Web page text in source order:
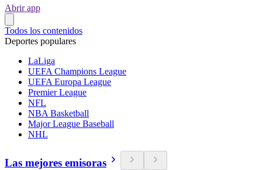
Abrir app
Todos los contenidos
Deportes populares
LaLiga
UEFA Champions League
UEFA Europa League
Premier League
NFL
NBA Basketball
Major League Baseball
NHL
Las mejores emisoras